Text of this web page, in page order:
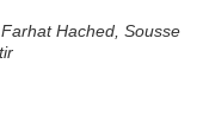
Hached, Sousse